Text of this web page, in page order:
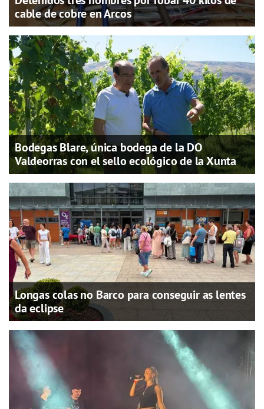
cable de cobre en Arcos
Bodegas Blare, única bodega de la DO
Valdeorras con el sello ecológico de la Xunta
Longas colas no Barco para conseguir as lentes
da eclipse